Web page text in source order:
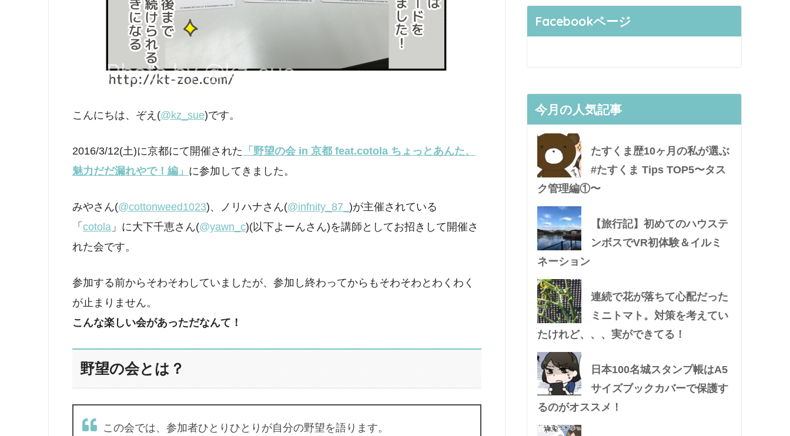
こんにちは、ぞえ(@kz_sue)です。
2016/3/12(土)に京都にて開催された 「野望の会 in 京都 feat.cotola ちょっとあんた、
魅力だだ漏れやで！編」 に参加してきました。
みやさん(@cottonweed1023)、ノリハナさん(@infnity_87_ )が主催されている
「 cotola 」に大下千恵さん(@yawn_c)(以下よーんさん)を講師としてお招きして開催さ
れた会です。
参加する前からそわそわしていましたが、参加し終わってからもそわそわとわくわく
が止まりません。
こんな楽しい会があっただなんて！
野望の会とは？
この会では、参加者ひとりひとりが自分の野望を語ります。
Facebookページ
今月の人気記事
たすくま歴10ヶ月の私が選ぶ
#たすくま Tips TOP5〜タス
ク管理編①〜
【旅行記】初めてのハウステ
ンボスでVR初体験＆イルミ
ネーション
連続で花が落ちて心配だった
ミニトマト。対策を考えてい
たけれど、、、実ができてる！
日本100名城スタンプ帳はA5
サイズブックカバーで保護す
るのがオススメ！